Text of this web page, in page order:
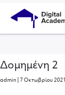
Δομημένη 2
admin 7 Οκτωβρίου 2021